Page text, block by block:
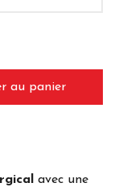
au panier
avec une